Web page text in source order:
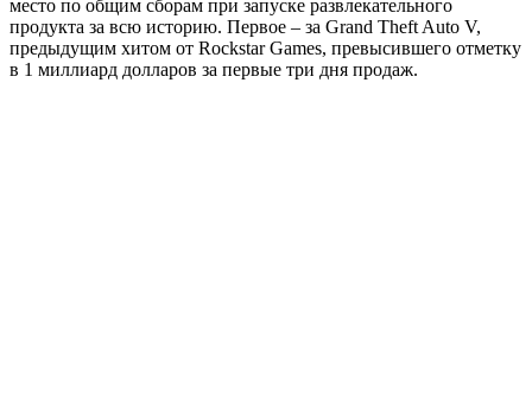
место по общим сборам при запуске развлекательного
продукта за всю историю. Первое – за Grand Theft Auto V,
предыдущим хитом от Rockstar Games, превысившего отметку
в 1 миллиард долларов за первые три дня продаж.